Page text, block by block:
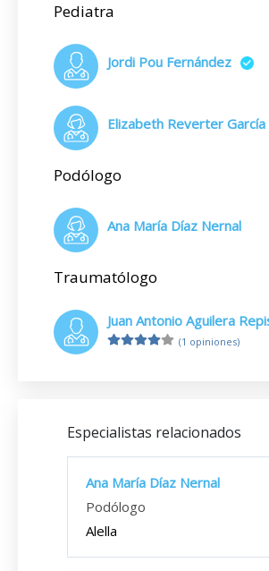
Pediatra
Jordi Pou Fernández
Elizabeth Reverter García
Podólogo
Ana María Díaz Nernal
Traumatólogo
Juan Antonio Aguilera
(1 opiniones)
Especialistas relacionados
Ana María Díaz Nernal
Podólogo
Alella